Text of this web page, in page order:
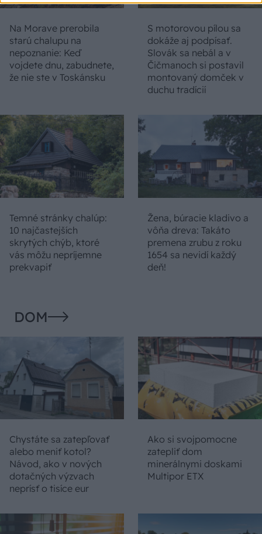
Na Morave prerobila
starú chalupu na
nepoznanie: Keď
vojdete dnu, zabudnete,
že nie ste v Toskánsku
S motorovou pílou sa
dokáže aj podpísať.
Slovák sa nebál a v
Čičmanoch si postavil
montovaný domček v
duchu tradícií
Temné stránky chalúp:
10 najčastejších
skrytých chýb, ktoré
vás môžu nepríjemne
prekvapiť
Žena, búracie kladivo a
vôňa dreva: Takáto
premena zrubu z roku
1654 sa nevidí každý
deň!
DOM
Chystáte sa zatepľovať
alebo meniť kotol?
Návod, ako v nových
dotačných výzvach
neprísť o tisíce eur
Ako si svojpomocne
zatepliť dom
minerálnymi doskami
Multipor ETX